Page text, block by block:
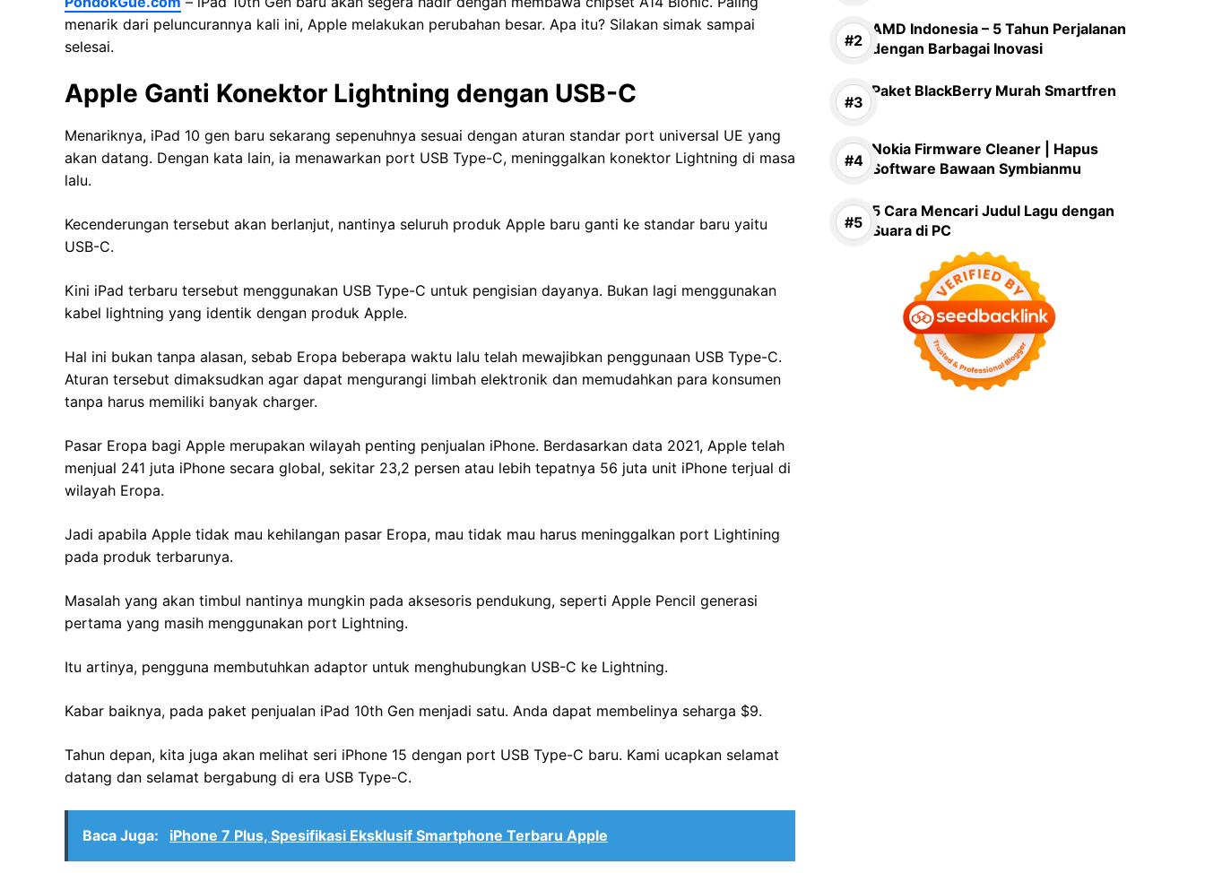
menarik dari peluncurannya kali ini, Apple melakukan perubahan besar. Apa itu? Silakan simak sampai
selesai.
Apple Ganti Konektor Lightning dengan USB-C
Menariknya, iPad 10 gen baru sekarang sepenuhnya sesuai dengan aturan standar port universal UE yang
akan datang. Dengan kata lain, ia menawarkan port USB Type-C, meninggalkan konektor Lightning di masa
lalu.
Kecenderungan tersebut akan berlanjut, nantinya seluruh produk Apple baru ganti ke standar baru yaitu
USB-C.
Kini iPad terbaru tersebut menggunakan USB Type-C untuk pengisian dayanya. Bukan lagi menggunakan
kabel lightning yang identik dengan produk Apple.
Hal ini bukan tanpa alasan, sebab Eropa beberapa waktu lalu telah mewajibkan penggunaan USB Type-C.
Aturan tersebut dimaksudkan agar dapat mengurangi limbah elektronik dan memudahkan para konsumen
tanpa harus memiliki banyak charger.
Pasar Eropa bagi Apple merupakan wilayah penting penjualan iPhone. Berdasarkan data 2021, Apple telah
menjual 241 juta iPhone secara global, sekitar 23,2 persen atau lebih tepatnya 56 juta unit iPhone terjual di
wilayah Eropa.
Jadi apabila Apple tidak mau kehilangan pasar Eropa, mau tidak mau harus meninggalkan port Lightining
pada produk terbarunya.
Masalah yang akan timbul nantinya mungkin pada aksesoris pendukung, seperti Apple Pencil generasi
pertama yang masih menggunakan port Lightning.
Itu artinya, pengguna membutuhkan adaptor untuk menghubungkan USB-C ke Lightning.
Kabar baiknya, pada paket penjualan iPad 10th Gen menjadi satu. Anda dapat membelinya seharga $9.
Tahun depan, kita juga akan melihat seri iPhone 15 dengan port USB Type-C baru. Kami ucapkan selamat
datang dan selamat bergabung di era USB Type-C.
Baca Juga: iPhone 7 Plus, Spesifikasi Eksklusif Smartphone Terbaru Apple
AMD Indonesia – 5 Tahun Perjalanan
dengan Barbagai Inovasi
Paket BlackBerry Murah Smartfren
Nokia Firmware Cleaner | Hapus
Software Bawaan Symbianmu
5 Cara Mencari Judul Lagu dengan
Suara di PC